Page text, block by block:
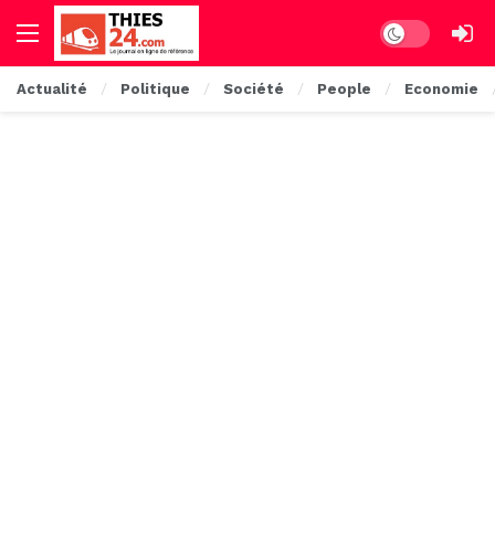
Dark mode
Actualité Politique Société People Economie